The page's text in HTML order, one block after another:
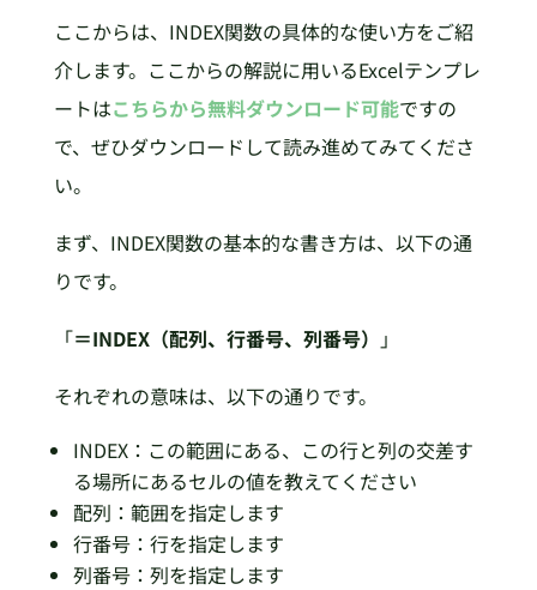
ここからは、INDEX関数の具体的な使い方をご紹
介します。ここからの解説に用いるExcelテンプレ
ートはこちらから無料ダウンロード可能ですの
で、ぜひダウンロードして読み進めてみてくださ
い。
まず、INDEX関数の基本的な書き方は、以下の通
りです。
「＝INDEX（配列、行番号、列番号） 」
それぞれの意味は、以下の通りです。
INDEX：この範囲にある、この行と列の交差す
る場所にあるセルの値を教えてください
配列：範囲を指定します
行番号：行を指定します
列番号：列を指定します